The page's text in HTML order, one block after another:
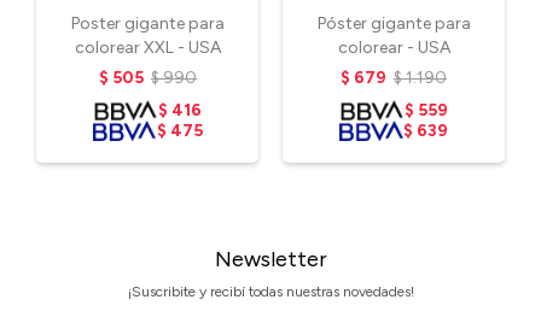
Poster gigante para
colorear XXL - USA
$ 505 $990
$ 416
$ 475
Póster gigante para
colorear - USA
$ 679 $1.190
$ 559
$ 639
Newsletter
¡Suscribite y recibí todas nuestras novedades!